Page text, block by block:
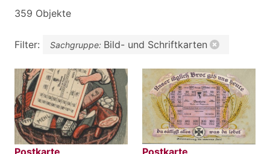
359 Objekte
Filter: Sachgruppe: Bild- und Schriftkarten
Postkarte Postkarte